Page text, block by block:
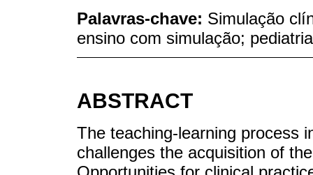
Palavras-chave: Simulação
ensino com simulação; pediatria
ABSTRACT
The teaching-learning process
challenges the acquisition of